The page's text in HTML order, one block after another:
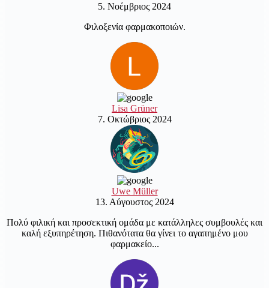
5. Νοέμβριος 2024
Φιλοξενία φαρμακοποιών.
Lisa Grüner
7. Οκτώβριος 2024
Uwe Müller
13. Αύγουστος 2024
Πολύ φιλική και προσεκτική ομάδα με κατάλληλες συμβουλές και
καλή εξυπηρέτηση. Πιθανότατα θα γίνει το αγαπημένο μου
φαρμακείο...